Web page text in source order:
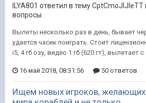
ILYA801 ответил в тему CptCmoJIJIeTT
вопросы
Вылеты несколько раз в день, бывает
удается часик поиграть. Стоит
i5, 4 гб озу, видео 1 гб (620 гт), вылетает
16 май 2018, 08:31:56 50 ответов
Ищем новых игроков, желающих